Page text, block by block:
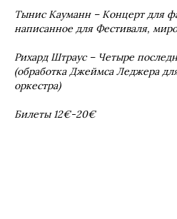
Тынис Кауманн – Концерт для
написанное для Фестиваля,
Рихард Штраус – Четыре
(обработка Джеймса Леджера
оркестра)
Билеты 12€-20€